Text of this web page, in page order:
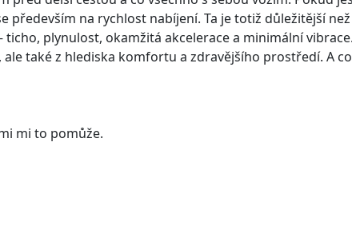
na rychlost nabíjení. Ta je totiž důležitější
plynulost, okamžitá akcelerace a minimální
také z hlediska komfortu a zdravějšího prostředí. A
mi to pomůže.